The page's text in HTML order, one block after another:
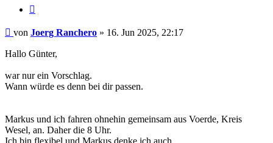
Beitrag
von Joerg Ranchero » 16. Jun 2025, 22:17
Hallo Günter,
war nur ein Vorschlag.
Wann würde es denn bei dir passen.
Markus und ich fahren ohnehin gemeinsam aus Voerde, Kreis
Wesel, an. Daher die 8 Uhr.
Ich bin flexibel und Markus denke ich auch.